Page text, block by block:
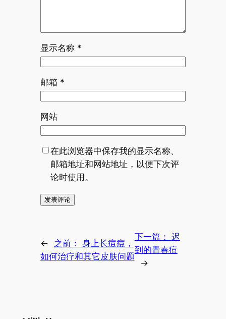
显示名称 *
邮箱 *
网站
在此浏览器中保存我的显示名称、
邮箱地址和网站地址，以便下次评
论时使用。
← 之前： 身上长痘痘，
如何治疗和其它皮肤问题
下一篇： 迟
到的青春痘
→